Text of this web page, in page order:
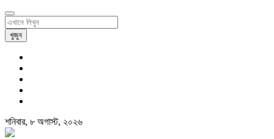
খুজুন
শনিবার, ৮ অগাস্ট, ২০২৬